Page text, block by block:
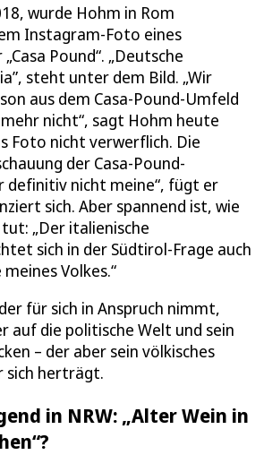
wurde Hohm in Rom
Instagram-Foto eines
Pound“. „Deutsche
steht unter dem Bild. „Wir
aus dem Casa-Pound-Umfeld
nicht“, sagt Hohm heute
Foto nicht verwerflich. Die
der Casa-Pound-
definitiv nicht meine“, fügt er
sich. Aber spannend ist, wie
„Der italienische
sich in der Südtirol-Frage auch
Volkes.“
für sich in Anspruch nimmt,
auf die politische Welt und sein
– der aber sein völkisches
sich herträgt.
in NRW: „Alter Wein in